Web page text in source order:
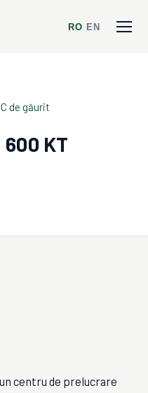
RO EN
de găurit
600 KT
centru de prelucrare